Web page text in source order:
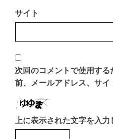
サイト
次回のコメントで使用す
前、メールアドレス、サイ
上に表示された文字を入力